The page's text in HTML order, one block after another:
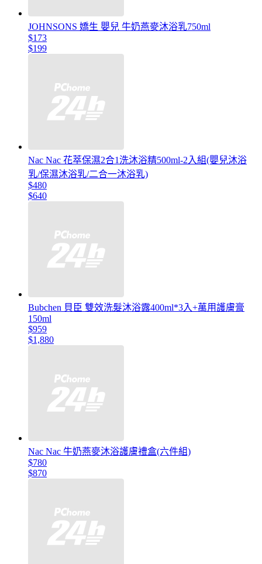
JOHNSONS 嬌生 嬰兒 牛奶燕麥沐浴乳750ml
$173
$199
Nac Nac 花萃保濕2合1洗沐浴精500ml-2入組(嬰兒沐浴
乳/保濕沐浴乳/二合一沐浴乳)
$480
$640
Bubchen 貝臣 雙效洗髮沐浴露400ml*3入+萬用護膚膏
150ml
$959
$1,880
Nac Nac 牛奶燕麥沐浴護膚禮盒(六件組)
$780
$870